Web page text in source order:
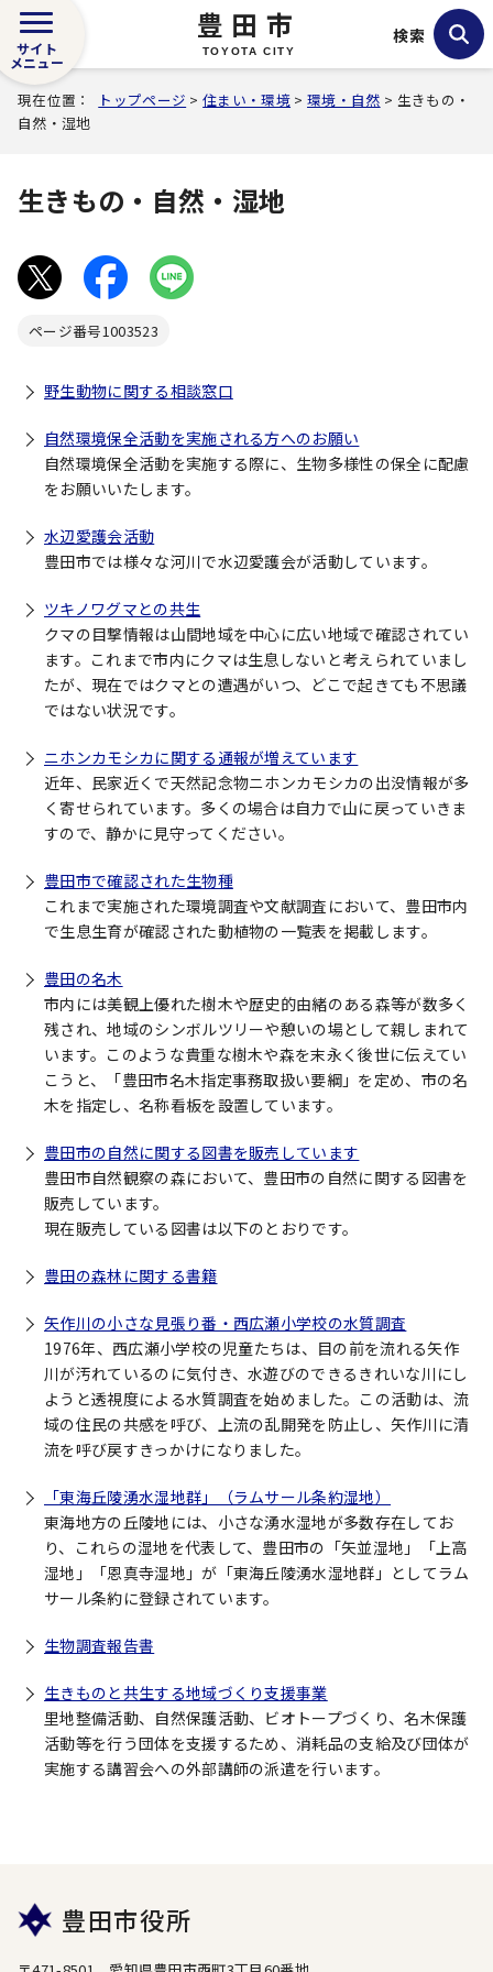
豊田市
TOYOTA CITY
サイト
メニュー
検索
現在位置： トップページ >住まい・環境 >環境・自然 > 生きもの・
自然・湿地
生きもの・自然・湿地
ページ番号1003523
野生動物に関する相談窓口
自然環境保全活動を実施される方へのお願い
自然環境保全活動を実施する際に、生物多様性の保全に配慮
をお願いいたします。
水辺愛護会活動
豊田市では様々な河川で水辺愛護会が活動しています。
ツキノワグマとの共生
クマの目撃情報は山間地域を中心に広い地域で確認されてい
ます。これまで市内にクマは生息しないと考えられていまし
たが、現在ではクマとの遭遇がいつ、どこで起きても不思議
ではない状況です。
ニホンカモシカに関する通報が増えています
近年、民家近くで天然記念物ニホンカモシカの出没情報が多
く寄せられています。多くの場合は自力で山に戻っていきま
すので、静かに見守ってください。
豊田市で確認された生物種
これまで実施された環境調査や文献調査において、豊田市内
で生息生育が確認された動植物の一覧表を掲載します。
豊田の名木
市内には美観上優れた樹木や歴史的由緒のある森等が数多く
残され、地域のシンボルツリーや憩いの場として親しまれて
います。このような貴重な樹木や森を末永く後世に伝えてい
こうと、「豊田市名木指定事務取扱い要綱」を定め、市の名
木を指定し、名称看板を設置しています。
豊田市の自然に関する図書を販売しています
豊田市自然観察の森において、豊田市の自然に関する図書を
販売しています。
現在販売している図書は以下のとおりです。
豊田の森林に関する書籍
矢作川の小さな見張り番・西広瀬小学校の水質調査
1976年、西広瀬小学校の児童たちは、目の前を流れる矢作
川が汚れているのに気付き、水遊びのできるきれいな川にし
ようと透視度による水質調査を始めました。この活動は、流
域の住民の共感を呼び、上流の乱開発を防止し、矢作川に清
流を呼び戻すきっかけになりました。
「東海丘陵湧水湿地群」（ラムサール条約湿地）
東海地方の丘陵地には、小さな湧水湿地が多数存在してお
り、これらの湿地を代表して、豊田市の「矢並湿地」「上高
湿地」「恩真寺湿地」が「東海丘陵湧水湿地群」としてラム
サール条約に登録されています。
生物調査報告書
生きものと共生する地域づくり支援事業
里地整備活動、自然保護活動、ビオトープづくり、名木保護
活動等を行う団体を支援するため、消耗品の支給及び団体が
実施する講習会への外部講師の派遣を行います。
豊田市役所